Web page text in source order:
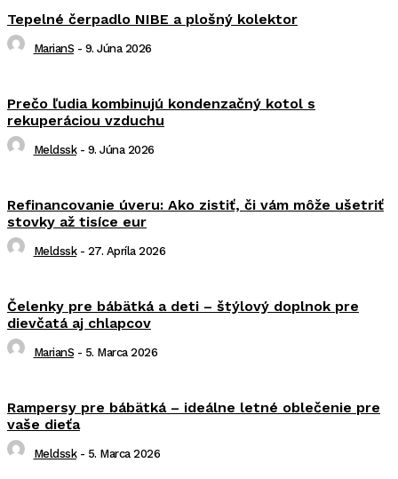
Tepelné čerpadlo NIBE a plošný kolektor
MarianS - 9. Júna 2026
Prečo ľudia kombinujú kondenzačný kotol s
rekuperáciou vzduchu
Meldssk - 9. Júna 2026
Refinancovanie úveru: Ako zistiť, či vám môže ušetriť
stovky až tisíce eur
Meldssk - 27. Apríla 2026
Čelenky pre bábätká a deti – štýlový doplnok pre
dievčatá aj chlapcov
MarianS - 5. Marca 2026
Rampersy pre bábätká – ideálne letné oblečenie pre
vaše dieťa
Meldssk - 5. Marca 2026